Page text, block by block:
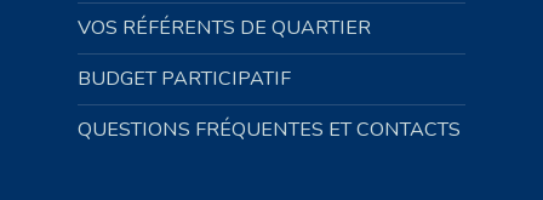
VOS RÉFÉRENTS DE QUARTIER
BUDGET PARTICIPATIF
QUESTIONS FRÉQUENTES ET CONTACTS